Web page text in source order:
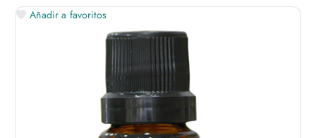
Añadir a favoritos